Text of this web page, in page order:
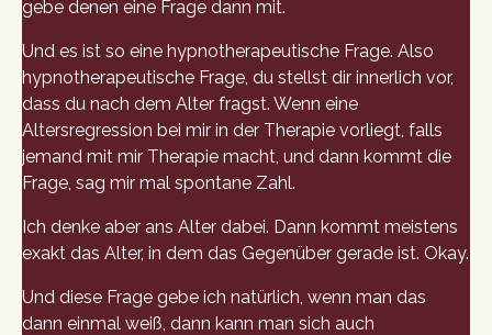
gebe denen eine Frage dann mit.
Und es ist so eine hypnotherapeutische Frage. Also
hypnotherapeutische Frage, du stellst dir innerlich vor,
dass du nach dem Alter fragst. Wenn eine
Altersregression bei mir in der Therapie vorliegt, falls
jemand mit mir Therapie macht, und dann kommt die
Frage, sag mir mal spontane Zahl.
Ich denke aber ans Alter dabei. Dann kommt meistens
exakt das Alter, in dem das Gegenüber gerade ist. Okay.
Und diese Frage gebe ich natürlich, wenn man das
dann einmal weiß, dann kann man sich auch